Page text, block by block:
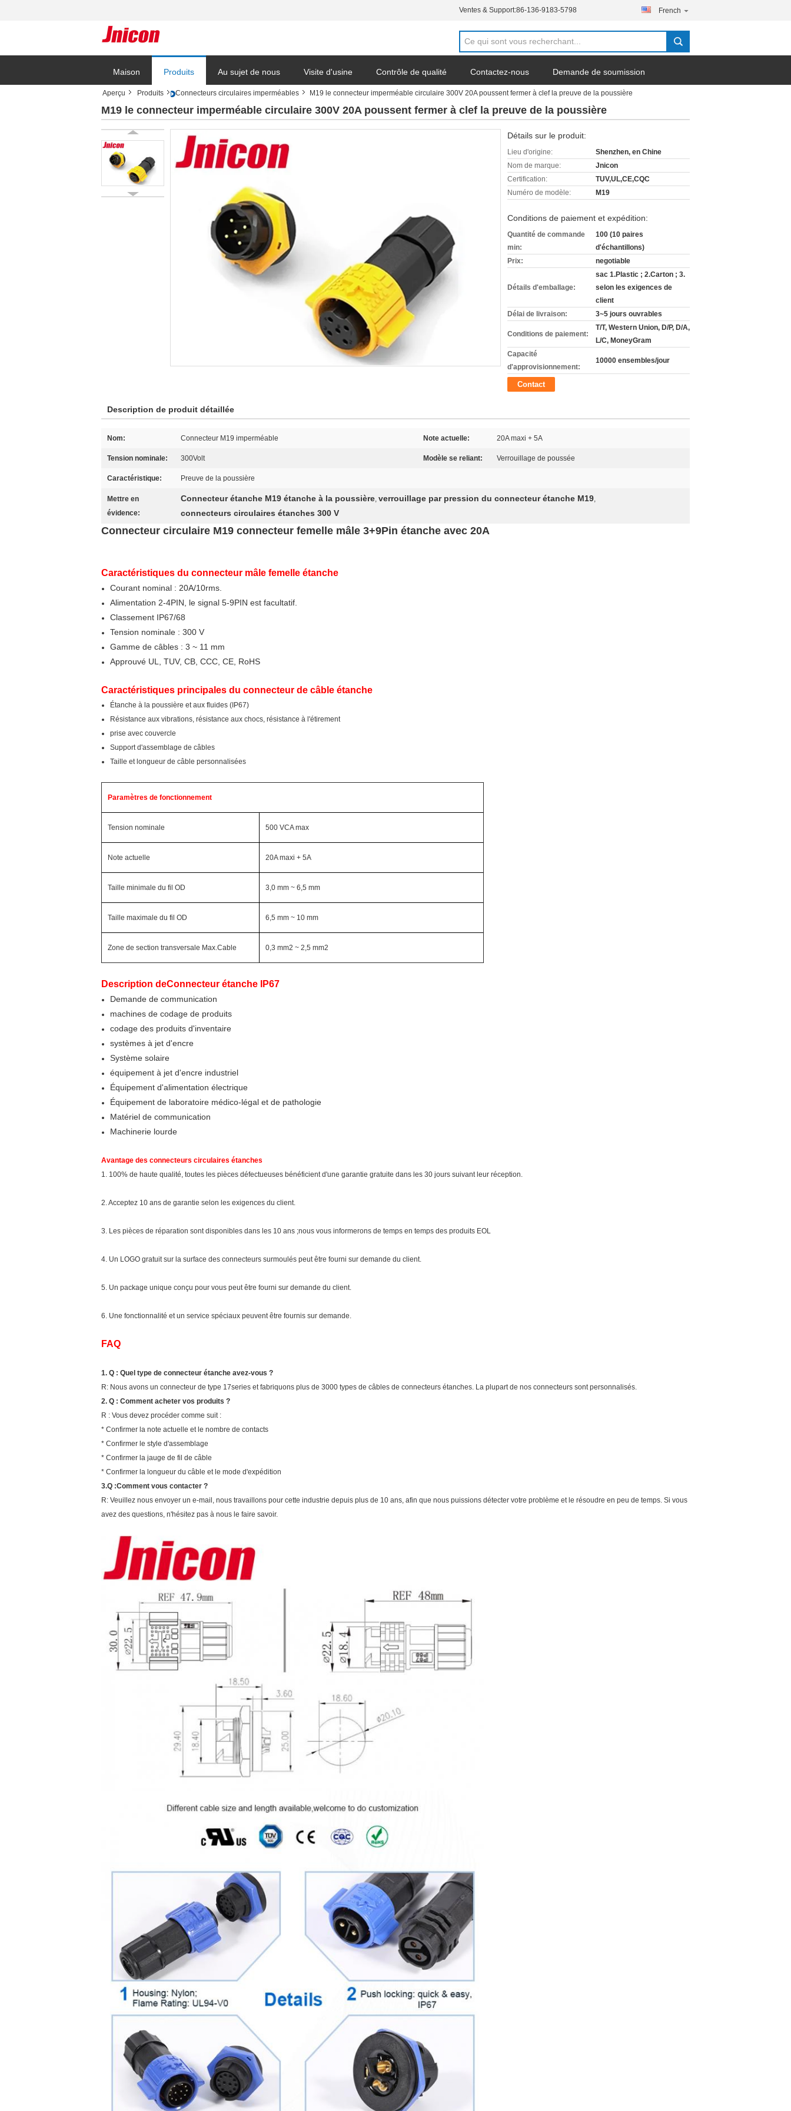
Ventes & Support:86-136-9183-5798 French
Maison Produits Au sujet de nous Visite d'usine Contrôle de qualité Contactez-nous Demande de soumission
Blog
Aperçu Produits Connecteurs circulaires imperméables M19 le connecteur imperméable circulaire 300V 20A poussent fermer à clef la preuve de la poussière
M19 le connecteur imperméable circulaire 300V 20A poussent fermer à clef la preuve de la poussière
Détails sur le produit:
Lieu d'origine:
Shenzhen, en Chine
Nom de marque:
Jnicon
Certification:
TUV,UL,CE,CQC
Numéro de modèle:
M19
Conditions de paiement et expédition:
Quantité de commande
min:
100 (10 paires
d'échantillons)
Prix:
negotiable
Détails d'emballage:
sac 1.Plastic ; 2.Carton ; 3.
selon les exigences de
client
Délai de livraison:
3~5 jours ouvrables
Conditions de paiement:
T/T, Western Union, D/P, D/A,
L/C, MoneyGram
Capacité
d'approvisionnement:
10000 ensembles/jour
Contact
Description de produit détaillée
Nom: Connecteur M19 imperméable Note actuelle: 20A maxi + 5A
Tension nominale: 300Volt Modèle se reliant: Verrouillage de poussée
Caractéristique: Preuve de la poussière
Mettre en
évidence:
Connecteur étanche M19 étanche à la poussière, verrouillage par pression du connecteur étanche M19,
connecteurs circulaires étanches 300 V
Connecteur circulaire M19 connecteur femelle mâle 3+9Pin étanche avec 20A
Caractéristiques du connecteur mâle femelle étanche
Courant nominal : 20A/10rms.
Alimentation 2-4PIN, le signal 5-9PIN est facultatif.
Classement IP67/68
Tension nominale : 300 V
Gamme de câbles : 3 ~ 11 mm
Approuvé UL, TUV, CB, CCC, CE, RoHS
Caractéristiques principales du connecteur de câble étanche
Étanche à la poussière et aux fluides (IP67)
Résistance aux vibrations, résistance aux chocs, résistance à l'étirement
prise avec couvercle
Support d'assemblage de câbles
Taille et longueur de câble personnalisées
Paramètres de fonctionnement
Tension nominale 500 VCA max
Note actuelle 20A maxi + 5A
Taille minimale du fil OD 3,0 mm ~ 6,5 mm
Taille maximale du fil OD 6,5 mm ~ 10 mm
Zone de section transversale Max.Cable 0,3 mm2 ~ 2,5 mm2
Description deConnecteur étanche IP67
Demande de communication
machines de codage de produits
codage des produits d'inventaire
systèmes à jet d'encre
Système solaire
équipement à jet d'encre industriel
Équipement d'alimentation électrique
Équipement de laboratoire médico-légal et de pathologie
Matériel de communication
Machinerie lourde
Avantage des connecteurs circulaires étanches
1. 100% de haute qualité, toutes les pièces défectueuses bénéficient d'une garantie gratuite dans les 30 jours suivant leur réception.
2. Acceptez 10 ans de garantie selon les exigences du client.
3. Les pièces de réparation sont disponibles dans les 10 ans ;nous vous informerons de temps en temps des produits EOL
4. Un LOGO gratuit sur la surface des connecteurs surmoulés peut être fourni sur demande du client.
5. Un package unique conçu pour vous peut être fourni sur demande du client.
6. Une fonctionnalité et un service spéciaux peuvent être fournis sur demande.
FAQ
1. Q : Quel type de connecteur étanche avez-vous ?
R: Nous avons un connecteur de type 17series et fabriquons plus de 3000 types de câbles de connecteurs étanches. La plupart de nos connecteurs sont personnalisés.
2. Q : Comment acheter vos produits ?
R : Vous devez procéder comme suit :
* Confirmer la note actuelle et le nombre de contacts
* Confirmer le style d'assemblage
* Confirmer la jauge de fil de câble
* Confirmer la longueur du câble et le mode d'expédition
3.Q :Comment vous contacter ?
R: Veuillez nous envoyer un e-mail, nous travaillons pour cette industrie depuis plus de 10 ans, afin que nous puissions détecter votre problème et le résoudre en peu de temps. Si vous
avez des questions, n'hésitez pas à nous le faire savoir.